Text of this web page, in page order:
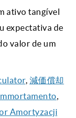
ativo tangível
expectativa de
valor de um
, 減価償却
,
Amortyzacji